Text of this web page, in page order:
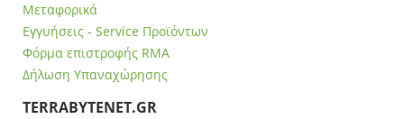
Μεταφορικά
Εγγυήσεις - Service Προϊόντων
Φόρμα επιστροφής RMA
Δήλωση Υπαναχώρησης
ΤERRABYTENET.GR